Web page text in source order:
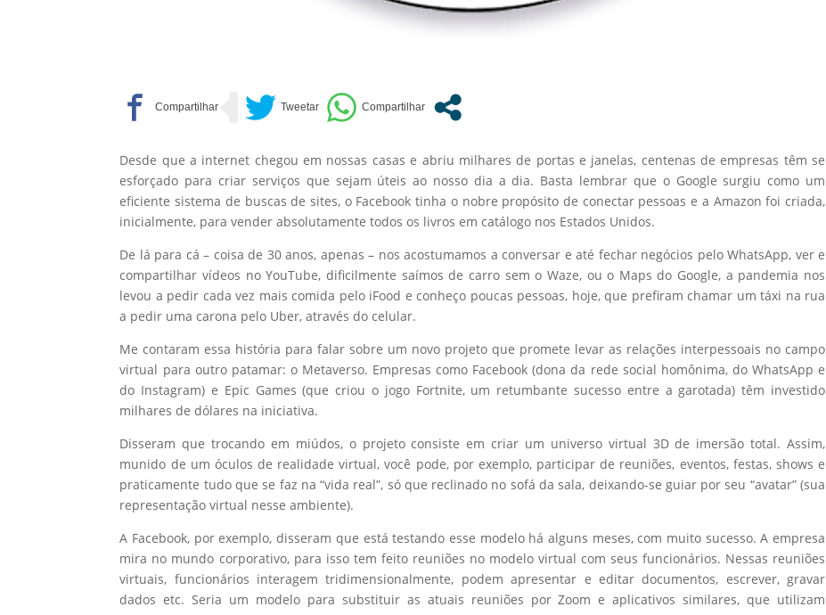
Desde que a internet chegou em nossas casas e abriu milhares de portas e janelas, centenas de empresas têm se
esforçado para criar serviços que sejam úteis ao nosso dia a dia. Basta lembrar que o Google surgiu como um
eficiente sistema de buscas de sites, o Facebook tinha o nobre propósito de conectar pessoas e a Amazon foi criada,
inicialmente, para vender absolutamente todos os livros em catálogo nos Estados Unidos.
De lá para cá – coisa de 30 anos, apenas – nos acostumamos a conversar e até fechar negócios pelo WhatsApp, ver e
compartilhar vídeos no YouTube, dificilmente saímos de carro sem o Waze, ou o Maps do Google, a pandemia nos
levou a pedir cada vez mais comida pelo iFood e conheço poucas pessoas, hoje, que prefiram chamar um táxi na rua
a pedir uma carona pelo Uber, através do celular.
Me contaram essa história para falar sobre um novo projeto que promete levar as relações interpessoais no campo
virtual para outro patamar: o Metaverso. Empresas como Facebook (dona da rede social homônima, do WhatsApp e
do Instagram) e Epic Games (que criou o jogo Fortnite, um retumbante sucesso entre a garotada) têm investido
milhares de dólares na iniciativa.
Disseram que trocando em miúdos, o projeto consiste em criar um universo virtual 3D de imersão total. Assim,
munido de um óculos de realidade virtual, você pode, por exemplo, participar de reuniões, eventos, festas, shows e
praticamente tudo que se faz na “vida real”, só que reclinado no sofá da sala, deixando-se guiar por seu “avatar” (sua
representação virtual nesse ambiente).
A Facebook, por exemplo, disseram que está testando esse modelo há alguns meses, com muito sucesso. A empresa
mira no mundo corporativo, para isso tem feito reuniões no modelo virtual com seus funcionários. Nessas reuniões
virtuais, funcionários interagem tridimensionalmente, podem apresentar e editar documentos, escrever, gravar
dados etc. Seria um modelo para substituir as atuais reuniões por Zoom e aplicativos similares, que utilizam